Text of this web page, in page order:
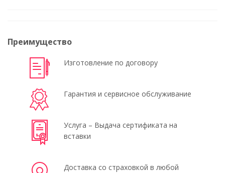
Преимущество
Изготовление по договору
Гарантия и сервисное обслуживание
Услуга – Выдача сертификата на
вставки
Доставка со страховкой в любой